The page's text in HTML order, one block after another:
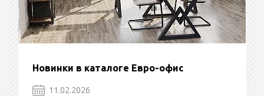
Новинки в каталоге Евро-офис
11.02.2026